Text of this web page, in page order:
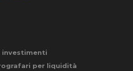
investimenti
per liquidità